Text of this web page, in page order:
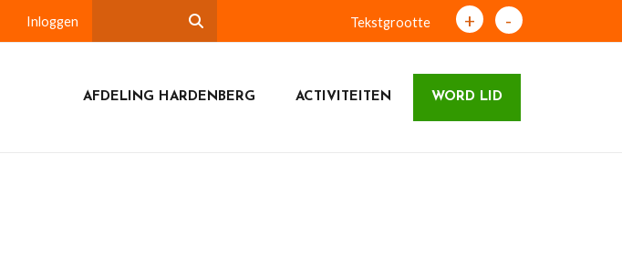
Inloggen Tekstgrootte + -
AFDELING HARDENBERG ACTIVITEITEN WORD LID